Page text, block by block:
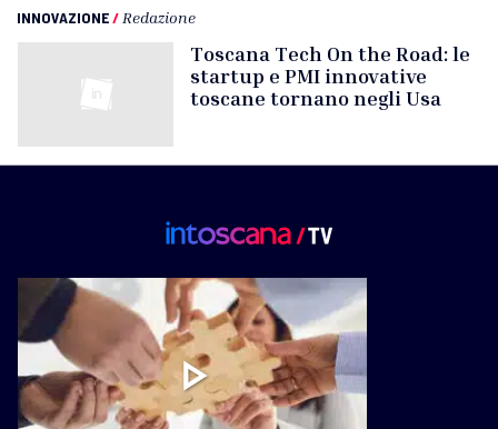
INNOVAZIONE/ Redazione
Toscana Tech On the Road: le
startup e PMI innovative
toscane tornano negli Usa